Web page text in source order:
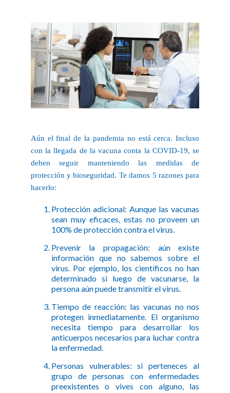
Aún el final de la pandemia no está cerca. Incluso
con la llegada de la vacuna conta la COVID-19, se
deben seguir manteniendo las medidas de
protección y bioseguridad. Te damos 5 razones para
hacerlo:
Protección adicional: Aunque las vacunas
sean muy eficaces, estas no proveen un
100% de protección contra el virus.
Prevenir la propagación: aún existe
información que no sabemos sobre el
virus. Por ejemplo, los científicos no han
determinado si luego de vacunarse, la
persona aún puede transmitir el virus.
Tiempo de reacción: las vacunas no nos
protegen inmediatamente. El organismo
necesita tiempo para desarrollar los
anticuerpos necesarios para luchar contra
la enfermedad.
Personas vulnerables: si perteneces al
grupo de personas con enfermedades
preexistentes o vives con alguno, las